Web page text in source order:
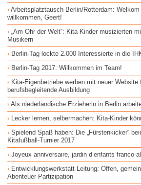
Arbeitsplatztausch Berlin/Rotterdam:
willkommen, Geert!
„Am Ohr der Welt“: Kita-Kinder musizierten
Musikern
Berlin-Tag lockte 2.000 Interessierte in die
Berlin-Tag 2017: Willkommen im Team!
Kita-Eigenbetriebe werben mit neuer Website
berufsbegleitende Ausbildung
Als niederländische Erzieherin in Berlin
Lecker lernen, selbermachen: Kita-Kinder
Spielend Spaß haben: Die „Fürstenkicker“
Kitafußball-Turnier 2017
Joyeux anniversaire, jardin d’enfants franco-
Entwicklungswerkstatt Leitung: Offen,
Abenteuer Partizipation